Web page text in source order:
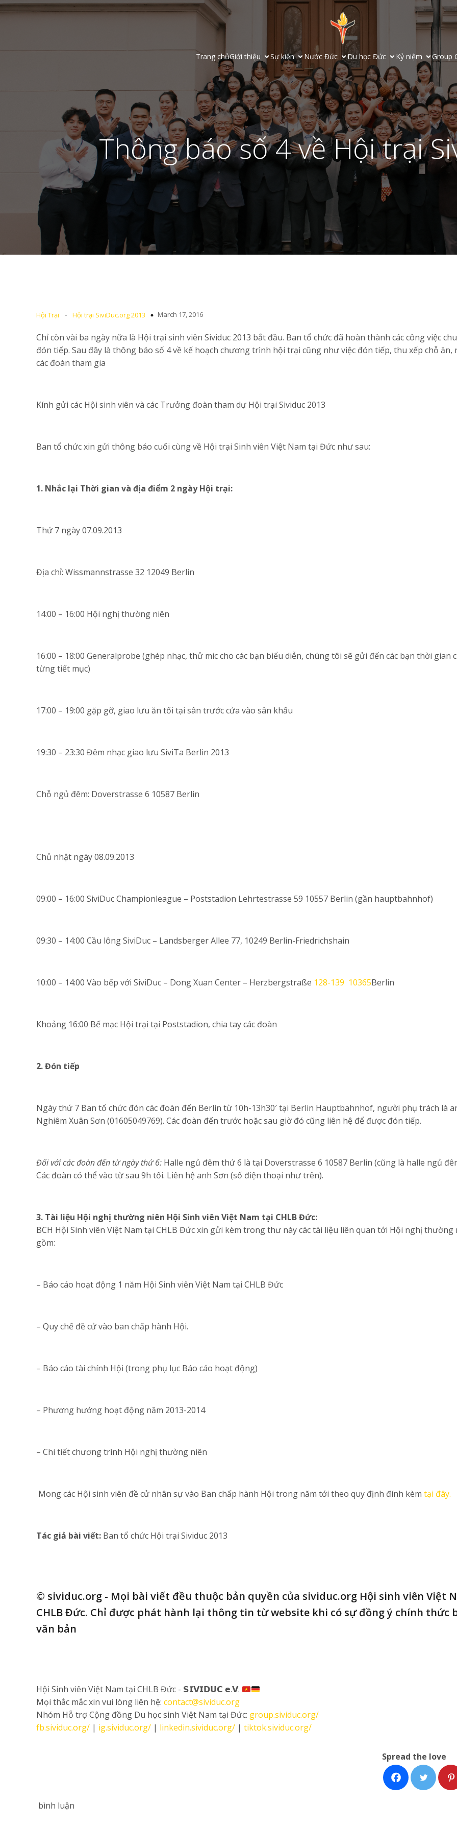
Trang chủGiới thiệu Sự kiện Nước Đức Du học Đức Kỷ niệm Group
Thông báo số 4 về Hội trại
Hội Trại - Hội trại SiviDuc.org 2013 March 17, 2016
Chỉ còn vài ba ngày nữa là Hội trại sinh viên Sividuc 2013 bắt đầu. Ban tổ chức đã hoàn thành các công việc
đón tiếp. Sau đây là thông báo số 4 về kế hoạch chương trình hội trại cũng như việc đón tiếp, thu xếp chỗ ăn,
các đoàn tham gia
Kính gửi các Hội sinh viên và các Trưởng đoàn tham dự Hội trại Sividuc 2013
Ban tổ chức xin gửi thông báo cuối cùng về Hội trại Sinh viên Việt Nam tại Đức như sau:
1. Nhắc lại Thời gian và địa điểm 2 ngày Hội trại:
Thứ 7 ngày 07.09.2013
Địa chỉ: Wissmannstrasse 32 12049 Berlin
14:00 – 16:00 Hội nghị thường niên
16:00 – 18:00 Generalprobe (ghép nhạc, thử mic cho các bạn biểu diễn, chúng tôi sẽ gửi đến các bạn thời gian
từng tiết mục)
17:00 – 19:00 gặp gỡ, giao lưu ăn tối tại sân trước cửa vào sân khấu
19:30 – 23:30 Đêm nhạc giao lưu SiviTa Berlin 2013
Chỗ ngủ đêm: Doverstrasse 6 10587 Berlin
Chủ nhật ngày 08.09.2013
09:00 – 16:00 SiviDuc Championleague – Poststadion Lehrtestrasse 59 10557 Berlin (gần hauptbahnhof)
09:30 – 14:00 Cầu lông SiviDuc – Landsberger Allee 77, 10249 Berlin-Friedrichshain
10:00 – 14:00 Vào bếp với SiviDuc – Dong Xuan Center – Herzbergstraße 128-139 10365Berlin
Khoảng 16:00 Bế mạc Hội trại tại Poststadion, chia tay các đoàn
2. Đón tiếp
Ngày thứ 7 Ban tổ chức đón các đoàn đến Berlin từ 10h-13h30′ tại Berlin Hauptbahnhof, người phụ trách là
Nghiêm Xuân Sơn (01605049769). Các đoàn đến trước hoặc sau giờ đó cũng liên hệ để được đón tiếp.
Đối với các đoàn đến từ ngày thứ 6: Halle ngủ đêm thứ 6 là tại Doverstrasse 6 10587 Berlin (cũng là halle ngủ
Các đoàn có thể vào từ sau 9h tối. Liên hệ anh Sơn (số điện thoại như trên).
3. Tài liệu Hội nghị thường niên Hội Sinh viên Việt Nam tại CHLB Đức:
BCH Hội Sinh viên Việt Nam tại CHLB Đức xin gửi kèm trong thư này các tài liệu liên quan tới Hội nghị thường
gồm:
– Báo cáo hoạt động 1 năm Hội Sinh viên Việt Nam tại CHLB Đức
– Quy chế đề cử vào ban chấp hành Hội.
– Báo cáo tài chính Hội (trong phụ lục Báo cáo hoạt động)
– Phương hướng hoạt động năm 2013-2014
– Chi tiết chương trình Hội nghị thường niên
Mong các Hội sinh viên đề cử nhân sự vào Ban chấp hành Hội trong năm tới theo quy định đính kèm tại đây.
Tác giả bài viết: Ban tổ chức Hội trại Sividuc 2013
© sividuc.org - Mọi bài viết đều thuộc bản quyền của sividuc.org Hội sinh viên Việt
CHLB Đức. Chỉ được phát hành lại thông tin từ website khi có sự đồng ý chính thức
văn bản
Hội Sinh viên Việt Nam tại CHLB Đức - 𝗦𝗜𝗩𝗜𝗗𝗨𝗖 𝗲.𝗩.
Mọi thắc mắc xin vui lòng liên hệ: contact@sividuc.org
Nhóm Hỗ trợ Cộng đồng Du học sinh Việt Nam tại Đức: group.sividuc.org/
fb.sividuc.org/ | ig.sividuc.org/ | linkedin.sividuc.org/ | tiktok.sividuc.org/
Spread the love
bình luận